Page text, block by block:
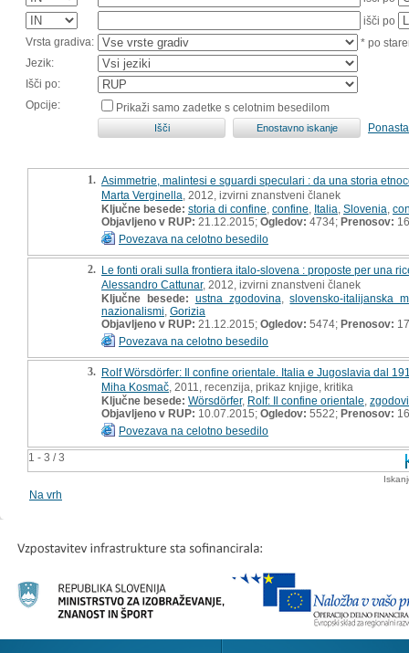
išči po
Vrsta gradiva:
* po
Jezik:
Išči po:
Opcije:
Prikaži samo zadetke s celotnim besedilom
1 - 3 / 3
1. Asimmetrie, malintesi e sguardi speculari : da una storia
Marta Verginella , 2012, izvirni znanstveni članek
Ključne besede: storia di confine confine Italia Slovenia
Objavljeno v RUP: 21.12.2015; Ogledov: 4734; Prenosov: 16
Povezava na celotno besedilo
2. Le fonti orali sulla frontiera italo-slovena : proposte per una
Alessandro Cattunar, 2012, izvirni znanstveni članek
Ključne besede: ustna zgodovina ,slovensko-italijanska
nazionalismi Gorizia
Objavljeno v RUP: 21.12.2015; Ogledov: 5474; Prenosov: 17
Povezava na celotno besedilo
3. Rolf Wörsdörfer: Il confine orientale. Italia e Jugoslavia dal
Miha Kosmač , 2011, recenzija, prikaz knjige, kritika
Ključne besede: Wörsdörfer, Rolf: Il confine orientale
Objavljeno v RUP: 10.07.2015; Ogledov: 5522; Prenosov: 16
Povezava na celotno besedilo
Na vrh